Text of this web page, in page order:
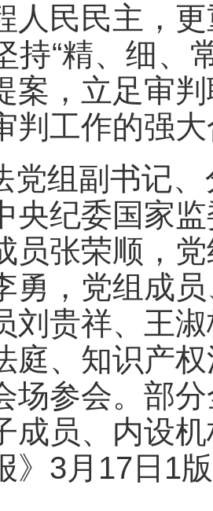
人民民主，
持“精、细、
案，立足审
判工作的强
党组副书记
央纪委国家
员张荣顺，
勇，党组成
刘贵祥、王
庭、知识产
场参会。部
成员、内设
》3月17日1